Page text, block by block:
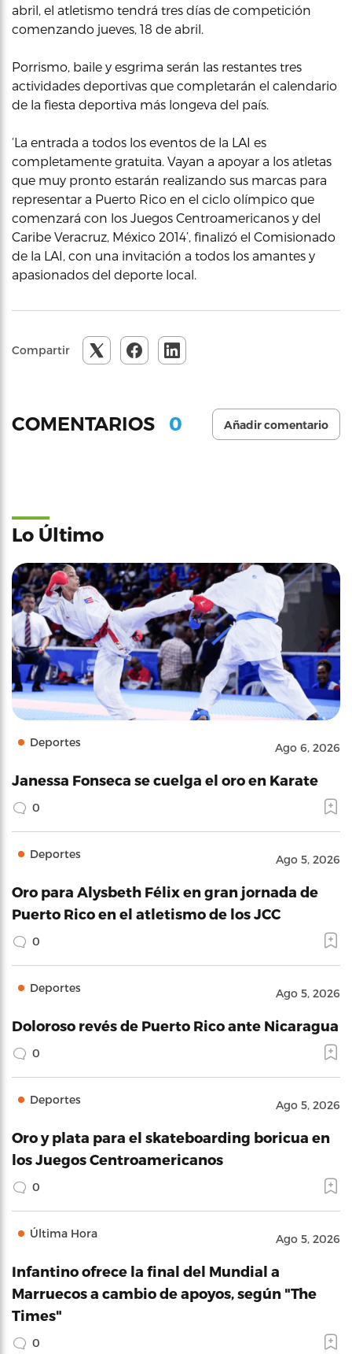
abril, el atletismo tendrá tres días de competición
comenzando jueves, 18 de abril.
Porrismo, baile y esgrima serán las restantes tres
actividades deportivas que completarán el calendario
de la fiesta deportiva más longeva del país.
‘La entrada a todos los eventos de la LAI es
completamente gratuita. Vayan a apoyar a los atletas
que muy pronto estarán realizando sus marcas para
representar a Puerto Rico en el ciclo olímpico que
comenzará con los Juegos Centroamericanos y del
Caribe Veracruz, México 2014’, finalizó el Comisionado
de la LAI, con una invitación a todos los amantes y
apasionados del deporte local.
Compartir
COMENTARIOS 0 Añadir comentario
Lo Último
Deportes Ago 6, 2026
Janessa Fonseca se cuelga el oro en Karate
0
Deportes Ago 5, 2026
Oro para Alysbeth Félix en gran jornada de
Puerto Rico en el atletismo de los JCC
0
Deportes Ago 5, 2026
Doloroso revés de Puerto Rico ante Nicaragua
0
Deportes Ago 5, 2026
Oro y plata para el skateboarding boricua en
los Juegos Centroamericanos
0
Última Hora Ago 5, 2026
Infantino ofrece la final del Mundial a
Marruecos a cambio de apoyos, según "The
Times"
0